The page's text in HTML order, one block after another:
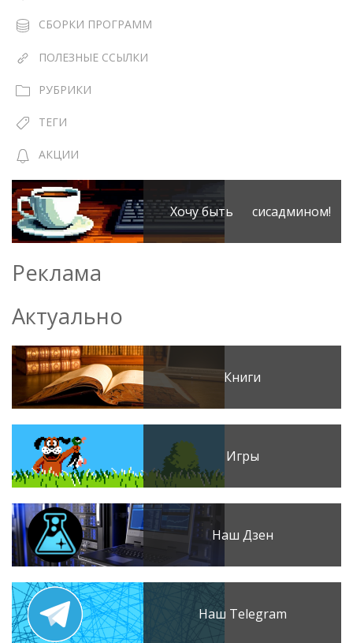
СБОРКИ ПРОГРАММ
ПОЛЕЗНЫЕ ССЫЛКИ
РУБРИКИ
ТЕГИ
АКЦИИ
Хочу быть сисадмином!
Реклама
Актуально
Книги
Игры
Наш Дзен
Наш Telegram